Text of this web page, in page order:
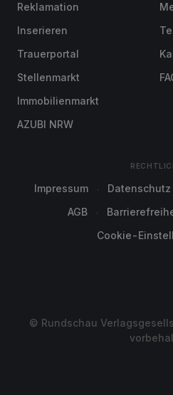
Reklamation
Inserieren
Trauerportal
Stellenmarkt
Immobilienmarkt
AZUBI NRW
Impressum Datenschutz
AGB
Cookie-
© Rundschau